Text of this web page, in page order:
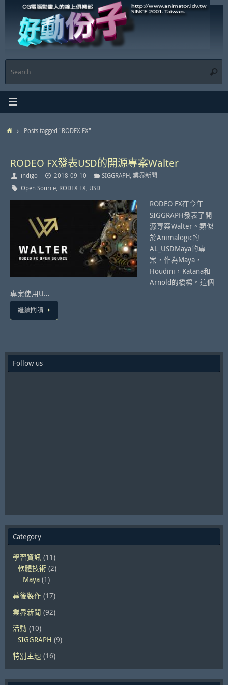
content
HomePosts tagged "RODEX FX"
RODEO FX發表USD的開源專案Walter
indigo 2018-09-10 SIGGRAPH, 業界新聞
Open Source, RODEX FX, USD
RODEO FX在今年
SIGGRAPH發表了開
源專案Walter。類似
於Animalogic的
AL_USDMaya的專
案，作為Maya，
Houdini，Katana和
Arnold的橋樑。這個
專案使用U…
繼續閱讀
Follow us
Category
學習資訊 (11)
軟體技術 (2)
Maya (1)
幕後製作 (17)
業界新聞 (92)
活動 (10)
SIGGRAPH (9)
特別主題 (16)